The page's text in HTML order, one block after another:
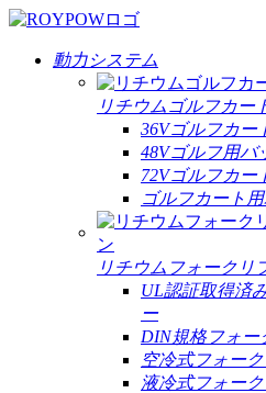
動力システム
リチウムゴルフカー
36Vゴルフカー
48Vゴルフ用バ
72Vゴルフカー
ゴルフカート
リチウムフォークリ
UL認証取得済
ー
DIN規格フォー
空冷式フォー
液冷式フォー